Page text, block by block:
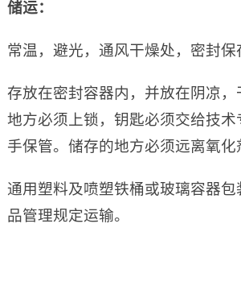
储运：
常温，避光，通风干燥处，密封保
存放在密封容器内，并放在阴凉，
地方必须上锁，钥匙必须交给技术
手保管。储存的地方必须远离氧化
通用塑料及喷塑铁桶或玻璃容器包
品管理规定运输。